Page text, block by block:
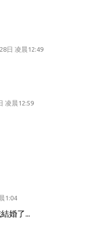
日 凌晨12:49
凌晨12:59
1:04
婚了...